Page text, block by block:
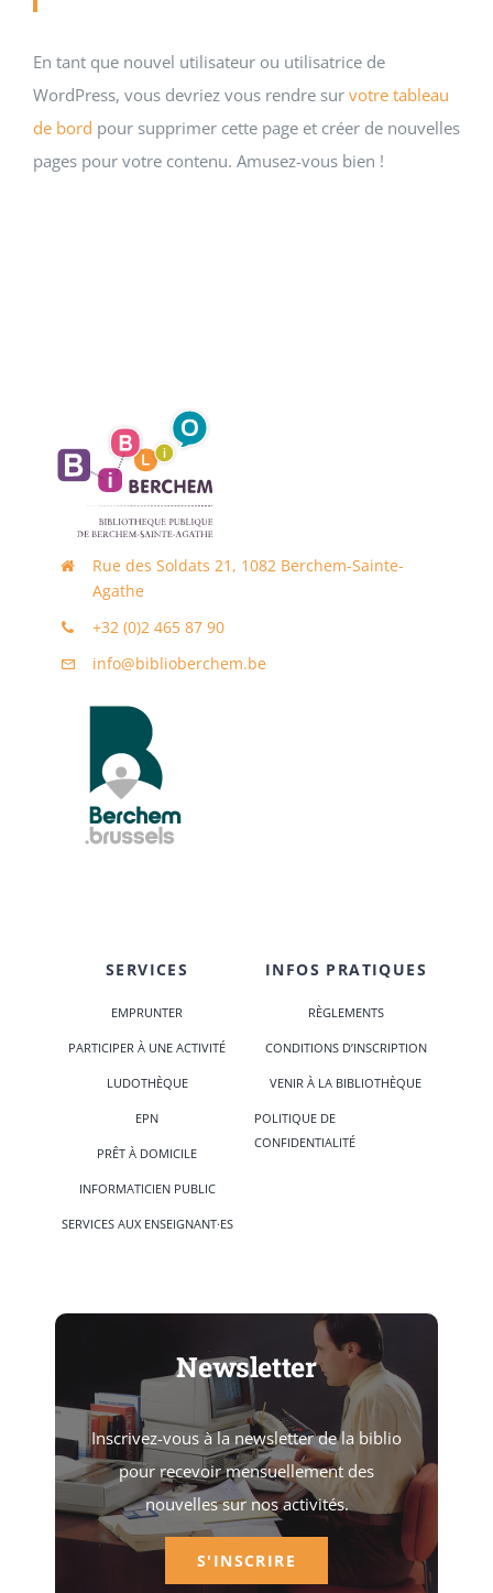
En tant que nouvel utilisateur ou utilisatrice de
WordPress, vous devriez vous rendre sur votre tableau
de bord pour supprimer cette page et créer de nouvelles
pages pour votre contenu. Amusez-vous bien !
Rue des Soldats 21, 1082 Berchem-Sainte-
Agathe
+32 (0)2 465 87 90
info@biblioberchem.be
SERVICES
EMPRUNTER
PARTICIPER À UNE ACTIVITÉ
LUDOTHÈQUE
EPN
PRÊT À DOMICILE
INFORMATICIEN PUBLIC
SERVICES AUX ENSEIGNANT·ES
INFOS PRATIQUES
RÈGLEMENTS
CONDITIONS D’INSCRIPTION
VENIR À LA BIBLIOTHÈQUE
POLITIQUE DE
CONFIDENTIALITÉ
Newsletter
Inscrivez-vous à la newsletter de la biblio
pour recevoir mensuellement des
nouvelles sur nos activités.
S'INSCRIRE